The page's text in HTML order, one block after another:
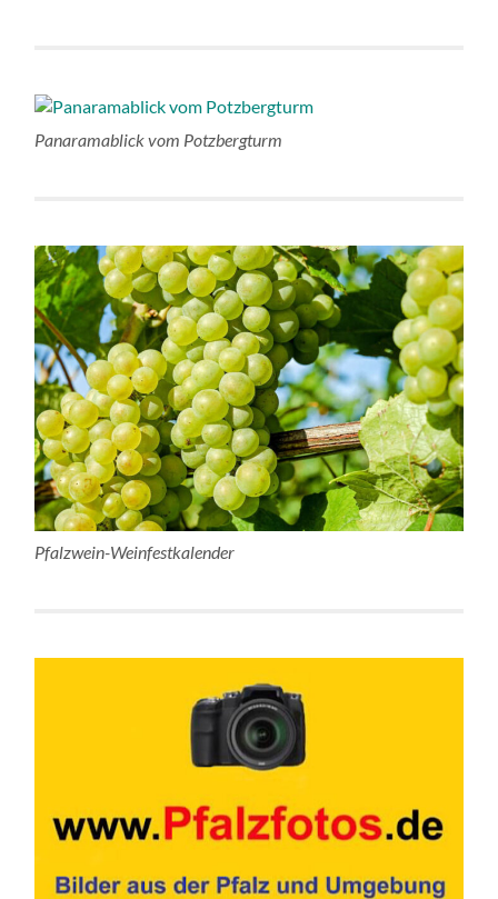
Panaramablick vom Potzbergturm
Pfalzwein-Weinfestkalender